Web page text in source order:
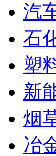
汽
石
塑
新
烟
冶